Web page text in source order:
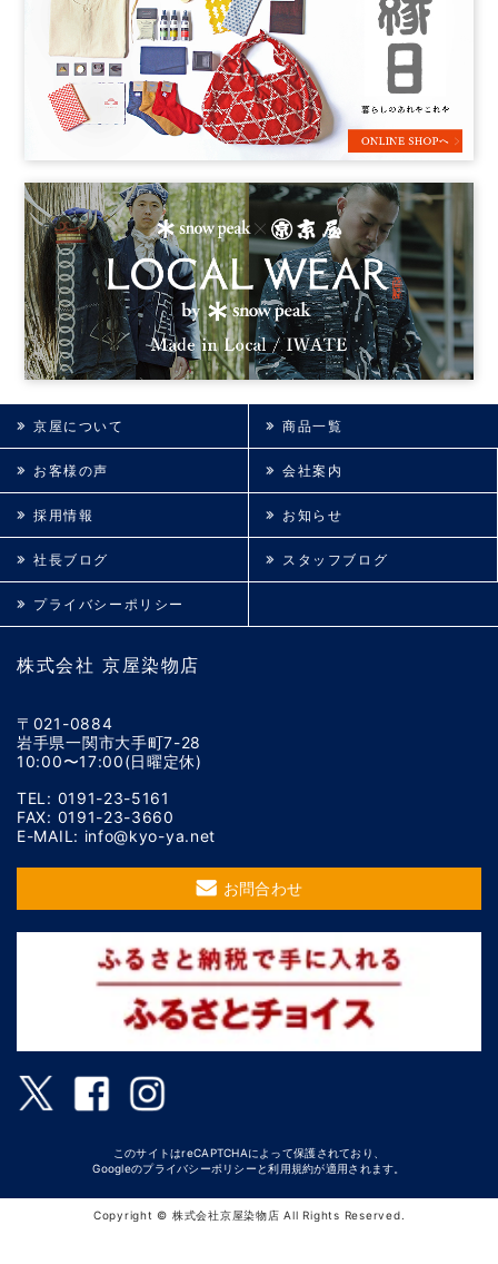
株式会社 京屋染物店
〒021-0884
岩手県一関市大手町7-28
10:00〜17:00(日曜定休)
TEL: 0191-23-5161
FAX: 0191-23-3660
E-MAIL: info@kyo-ya.net
お問合わせ
京屋について 商品一覧
お客様の声 会社案内
採用情報 お知らせ
社長ブログ スタッフブログ
プライバシーポリシー
このサイトはreCAPTCHAによって保護されており、
Googleのプライバシーポリシー と利用規約が適用されます。
Copyright © 株式会社京屋染物店 All Rights Reserved.